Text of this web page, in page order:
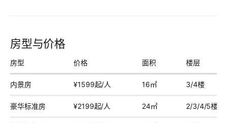
房型与价格
房型 价格 面积 楼层
内景房 ¥1599起/人 16㎡ 3/4楼
豪华标准房 ¥2199起/人 24㎡ 2/3/4/5楼